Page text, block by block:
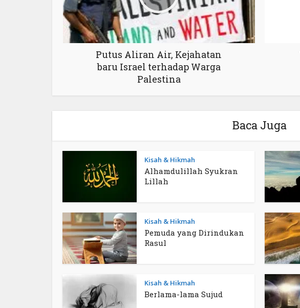
Putus Aliran Air, Kejahatan
baru Israel terhadap Warga
Palestina
Baca Juga
Kisah & Hikmah
Alhamdulillah Syukran
Lillah
Kisah & Hikmah
Pemuda yang Dirindukan
Rasul
Kisah & Hikmah
Berlama-lama Sujud